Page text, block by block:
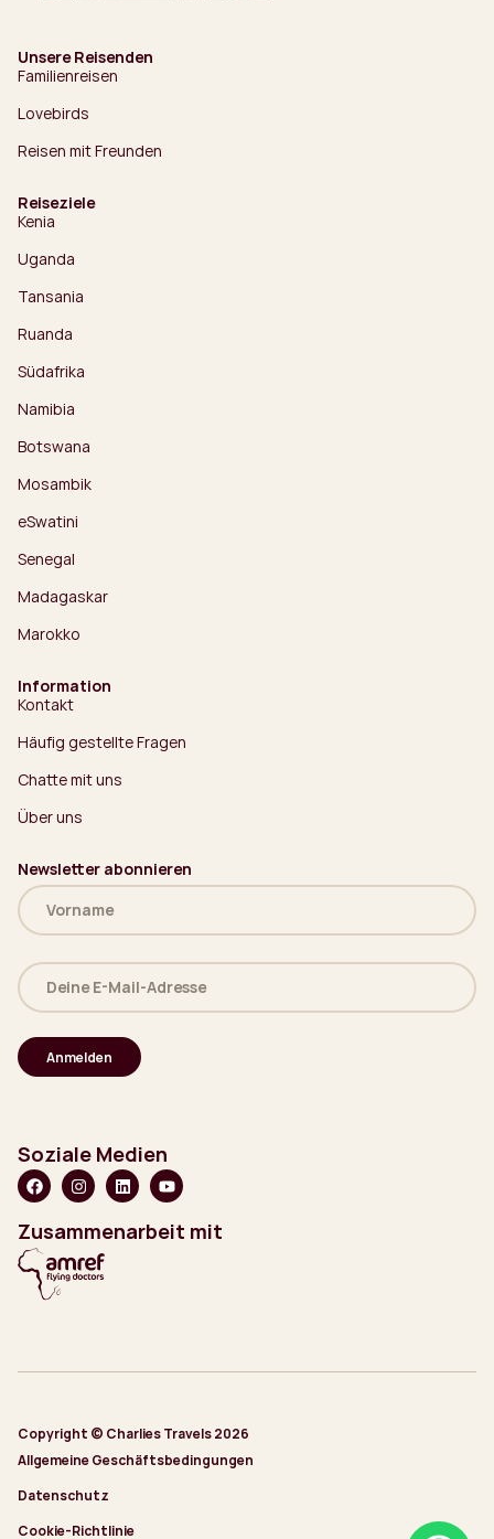
Unsere Reisenden
Familienreisen
Lovebirds
Reisen mit Freunden
Reiseziele
Kenia
Uganda
Tansania
Ruanda
Südafrika
Namibia
Botswana
Mosambik
eSwatini
Senegal
Madagaskar
Marokko
Information
Kontakt
Häufig gestellte Fragen
Chatte mit uns
Über uns
Newsletter abonnieren
Name
(erforderlich)
Deine
E-
Mail-
(erforderlich)
Soziale Medien
Zusammenarbeit mit
Copyright © Charlies Travels 2026
Allgemeine Geschäftsbedingungen
Datenschutz
Cookie-Richtlinie